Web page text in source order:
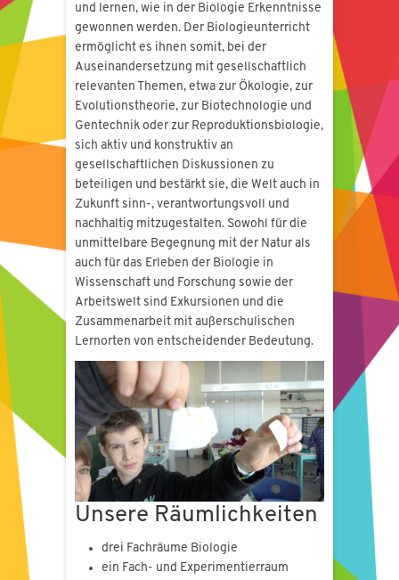
und lernen, wie in der Biologie Erkenntnisse
gewonnen werden. Der Biologieunterricht
ermöglicht es ihnen somit, bei der
Auseinandersetzung mit gesellschaftlich
relevanten Themen, etwa zur Ökologie, zur
Evolutionstheorie, zur Biotechnologie und
Gentechnik oder zur Reproduktionsbiologie,
sich aktiv und konstruktiv an
gesellschaftlichen Diskussionen zu
beteiligen und bestärkt sie, die Welt auch in
Zukunft sinn-, verantwortungsvoll und
nachhaltig mitzugestalten. Sowohl für die
unmittelbare Begegnung mit der Natur als
auch für das Erleben der Biologie in
Wissenschaft und Forschung sowie der
Arbeitswelt sind Exkursionen und die
Zusammenarbeit mit außerschulischen
Lernorten von entscheidender Bedeutung.
Unsere Räumlichkeiten
drei Fachräume Biologie
ein Fach- und Experimentierraum